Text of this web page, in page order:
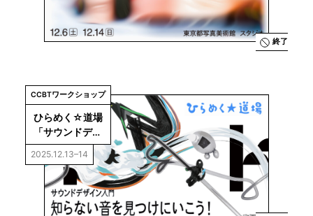
終了
CCBTワークショップ
ひらめく☆道場
「サウンドデザ
イン入門：知ら
ない音を見つけ
にいこう！」
2025.12.13–14